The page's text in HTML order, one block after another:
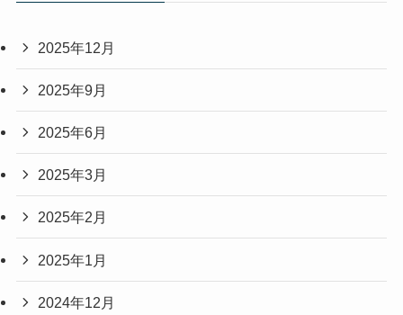
2025年12月
2025年9月
2025年6月
2025年3月
2025年2月
2025年1月
2024年12月